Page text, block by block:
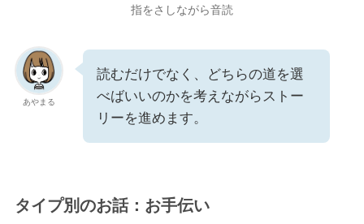
指をさしながら音読
あやまる
読むだけでなく、どちらの道を選
べばいいのかを考えながらストー
リーを進めます。
タイプ別のお話：お手伝い